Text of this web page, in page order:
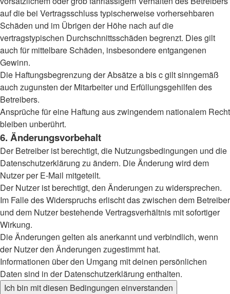
auf die bei Vertragsschluss typischerweise vorhersehbaren
Schäden und im Übrigen der Höhe nach auf die
vertragstypischen Durchschnittsschäden begrenzt. Dies gilt
auch für mittelbare Schäden, insbesondere entgangenen
Gewinn.
Die Haftungsbegrenzung der Absätze a bis c gilt sinngemäß
auch zugunsten der Mitarbeiter und Erfüllungsgehilfen des
Betreibers.
Ansprüche für eine Haftung aus zwingendem nationalem Recht
bleiben unberührt.
6. Änderungsvorbehalt
Der Betreiber ist berechtigt, die Nutzungsbedingungen und die
Datenschutzerklärung zu ändern. Die Änderung wird dem
Nutzer per E-Mail mitgeteilt.
Der Nutzer ist berechtigt, den Änderungen zu widersprechen.
Im Falle des Widerspruchs erlischt das zwischen dem Betreiber
und dem Nutzer bestehende Vertragsverhältnis mit sofortiger
Wirkung.
Die Änderungen gelten als anerkannt und verbindlich, wenn
der Nutzer den Änderungen zugestimmt hat.
Informationen über den Umgang mit deinen persönlichen
Daten sind in der Datenschutzerklärung enthalten.